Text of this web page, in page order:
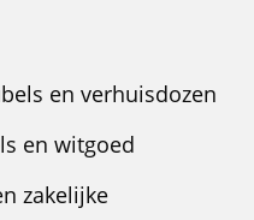
en verhuisdozen
en witgoed
zakelijke